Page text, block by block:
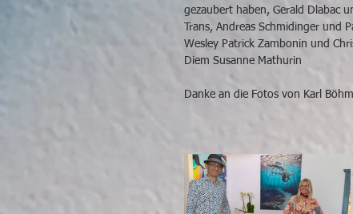
gezaubert haben, Gerald Dlabac
Trans, Andreas Schmidinger und
Wesley Patrick Zambonin und
Diem Susanne Mathurin
Danke an die Fotos von Karl Böhm